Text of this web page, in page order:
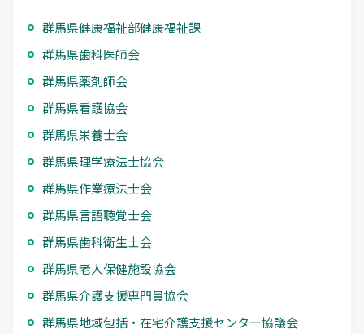
群馬県健康福祉部健康福祉課
群馬県歯科医師会
群馬県薬剤師会
群馬県看護協会
群馬県栄養士会
群馬県理学療法士協会
群馬県作業療法士会
群馬県言語聴覚士会
群馬県歯科衛生士会
群馬県老人保健施設協会
群馬県介護支援専門員協会
群馬県地域包括・在宅介護支援センター協議会